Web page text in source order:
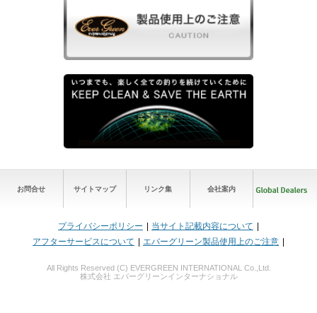
お問合せ サイトマップ リンク集 会社案内
プライバシーポリシー
当サイト記載内容について
アフターサービスについて
エバーグリーン製品使用上のご注意
All Rights Reserved (C) EVERGREEN INTERNATIONAL Co.,Ltd.
株式会社 エバーグリーンインターナショナル